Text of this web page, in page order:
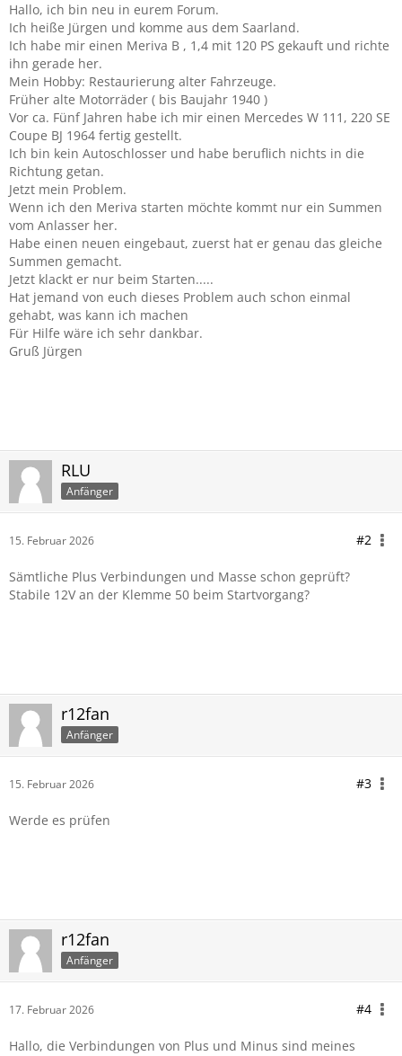
Hallo, ich bin neu in eurem Forum.
Ich heiße Jürgen und komme aus dem Saarland.
Ich habe mir einen Meriva B , 1,4 mit 120 PS gekauft und richte
ihn gerade her.
Mein Hobby: Restaurierung alter Fahrzeuge.
Früher alte Motorräder ( bis Baujahr 1940 )
Vor ca. Fünf Jahren habe ich mir einen Mercedes W 111, 220 SE
Coupe BJ 1964 fertig gestellt.
Ich bin kein Autoschlosser und habe beruflich nichts in die
Richtung getan.
Jetzt mein Problem.
Wenn ich den Meriva starten möchte kommt nur ein Summen
vom Anlasser her.
Habe einen neuen eingebaut, zuerst hat er genau das gleiche
Summen gemacht.
Jetzt klackt er nur beim Starten.....
Hat jemand von euch dieses Problem auch schon einmal
gehabt, was kann ich machen
Für Hilfe wäre ich sehr dankbar.
Gruß Jürgen
RLU
Anfänger
15. Februar 2026 #2
Sämtliche Plus Verbindungen und Masse schon geprüft?
Stabile 12V an der Klemme 50 beim Startvorgang?
r12fan
Anfänger
15. Februar 2026 #3
Werde es prüfen
r12fan
Anfänger
17. Februar 2026 #4
Hallo, die Verbindungen von Plus und Minus sind meines